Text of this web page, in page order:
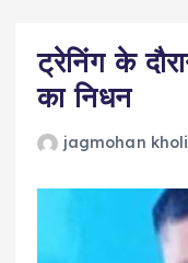
ट्रेनिंग के
का निधन
jagmohan